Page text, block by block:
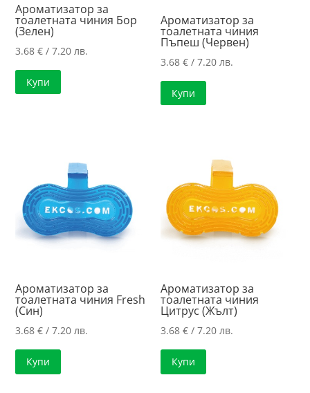
Ароматизатор за
тоалетната чиния Бор
(Зелен)
3.68€ / 7.20 лв.
Купи
Ароматизатор за
тоалетната чиния
Пъпеш (Червен)
3.68€ / 7.20 лв.
Купи
Ароматизатор за
тоалетната чиния Fresh
(Син)
3.68€ / 7.20 лв.
Купи
Ароматизатор за
тоалетната чиния
Цитрус (Жълт)
3.68€ / 7.20 лв.
Купи